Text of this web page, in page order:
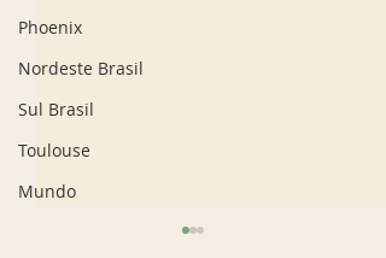
Phoenix
Nordeste Brasil
Sul Brasil
Toulouse
Mundo